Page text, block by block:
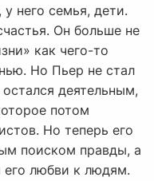
него семья, дети.
Он больше не
как чего-то
Но Пьер не стал
деятельным,
потом
Но теперь его
поиском правды, а
любви к людям.